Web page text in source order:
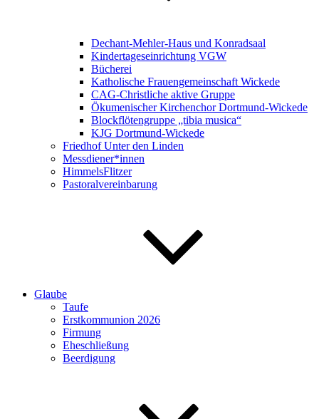
Dechant-Mehler-Haus und Konradsaal
Kindertageseinrichtung VGW
Bücherei
Katholische Frauengemeinschaft Wickede
CAG-Christliche aktive Gruppe
Ökumenischer Kirchenchor Dortmund-Wickede
Blockflötengruppe „tibia musica“
KJG Dortmund-Wickede
Friedhof Unter den Linden
Messdiener*innen
HimmelsFlitzer
Pastoralvereinbarung
Glaube
Taufe
Erstkommunion 2026
Firmung
Eheschließung
Beerdigung